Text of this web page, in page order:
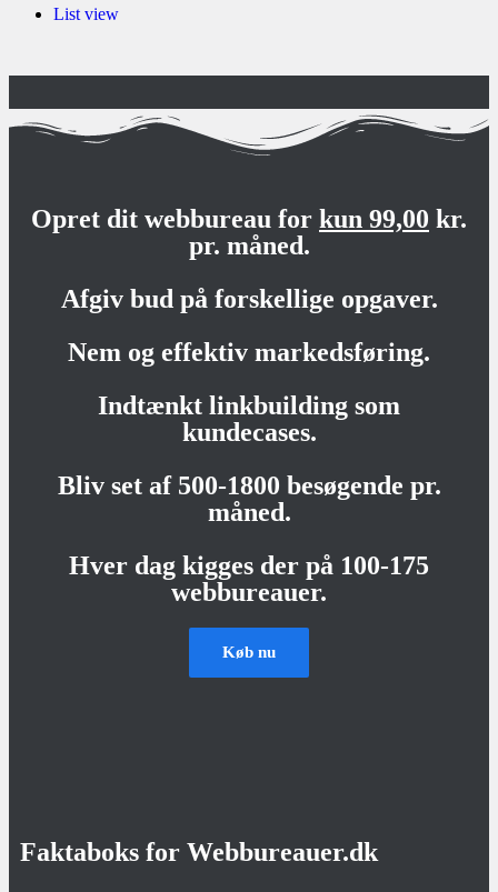
List view
Opret dit webbureau for kun 99,00 kr.
pr. måned.
Afgiv bud på forskellige opgaver.
Nem og effektiv markedsføring.
Indtænkt linkbuilding som
kundecases.
Bliv set af 500-1800 besøgende pr.
måned.
Hver dag kigges der på 100-175
webbureauer.
Køb nu
Faktaboks for Webbureauer.dk